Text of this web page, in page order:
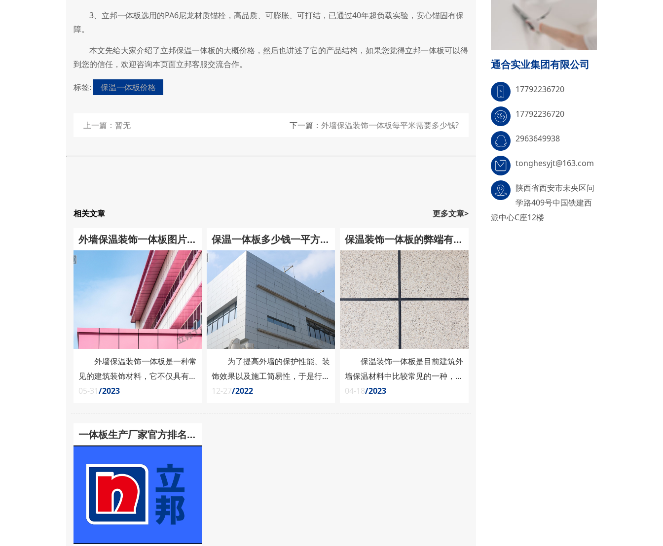
通合实业集团有限公司
17792236720
17792236720
2963649938
tonghesyjt@163.com
陕西省西安市未央区问
学路409号中国铁建西
派中心C座12楼
3、立邦一体板选用的PA6尼龙材质锚栓，高品质、可膨胀、可打结，已通过40年超负载实验，安心锚固有保
障。
本文先给大家介绍了立邦保温一体板的大概价格，然后也讲述了它的产品结构，如果您觉得立邦一体板可以得
到您的信任，欢迎咨询本页面立邦客服交流合作。
标签: 保温一体板价格
上一篇：暂无 下一篇： 外墙保温装饰一体板每平米需要多少钱?
相关文章 更多文章>
外墙保温装饰一体板图片
外墙保温装饰一体板是一种常
见的建筑装饰材料，它不仅具有装
饰效果，还能有效提高建筑的保温
图片，展示其多样的外观和设计风
格。 1、氟碳漆外墙保温装饰
一体板 氟碳漆外墙保温装饰一
体板是一种常见的外墙装饰材料。
它采用氟碳漆作为表面材料，具有
丰富多样的颜色选择，......
05-31/2023
保温一体板多少钱一平方?
【一体板报价】
为了提高外墙的保护性能、装
饰效果以及施工简易性，于是行业
里发明了保温一体板这类建筑材
12-27/2022
保温装饰一体板的弊端有哪
些?
保温装饰一体板是目前建筑外
墙保温材料中比较常见的一种，它
具有既能达到保温效果，又能实现
04-18/2023
一体板生产厂家官方排名